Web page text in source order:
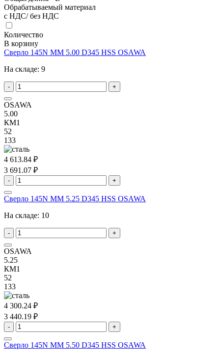
Обрабатываемый материал
с НДС/ без НДС
Количество
В корзину
Сверло 145N MM 5.00 D345 HSS OSAWA
На складе: 9
- +
OSAWA
5.00
КМ1
52
133
4 613.84 ₽
3 691.07 ₽
- +
Сверло 145N MM 5.25 D345 HSS OSAWA
На складе: 10
- +
OSAWA
5.25
КМ1
52
133
4 300.24 ₽
3 440.19 ₽
- +
Сверло 145N MM 5.50 D345 HSS OSAWA